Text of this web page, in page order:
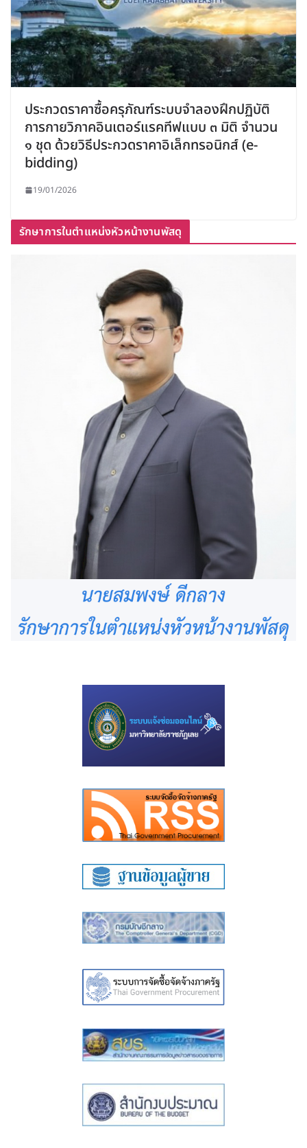
ประกวดราคาซื้อครุภัณฑ์ระบบจำลองฝึกปฏิบัติ
การกายวิภาคอินเตอร์แรคทีฟแบบ ๓ มิติ จำนวน
๑ ชุด ด้วยวิธีประกวดราคาอิเล็กทรอนิกส์ (e-
bidding)
19/01/2026
รักษาการในตำแหน่งหัวหน้างานพัสดุ